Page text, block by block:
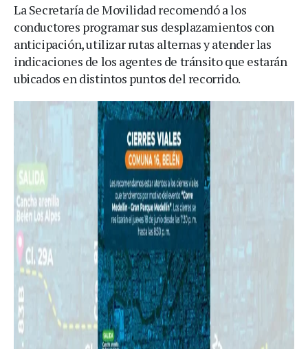
La Secretaría de Movilidad recomendó a los
conductores programar sus desplazamientos con
anticipación, utilizar rutas alternas y atender las
indicaciones de los agentes de tránsito que estarán
ubicados en distintos puntos del recorrido.